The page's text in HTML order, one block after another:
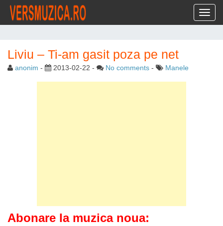
Liviu – Ti-am gasit poza pe net
anonim - 2013-02-22 - No comments - Manele
Abonare la muzica noua: